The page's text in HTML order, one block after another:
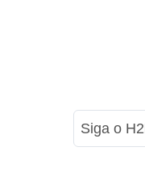
Siga o